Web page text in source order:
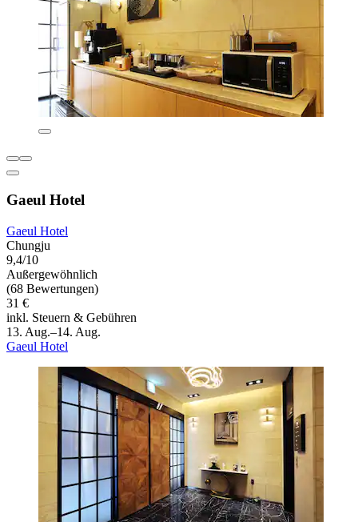
Gaeul Hotel
Gaeul Hotel
Chungju
9,4/10
Außergewöhnlich
(68 Bewertungen)
31 €
inkl. Steuern & Gebühren
13. Aug.–14. Aug.
Gaeul Hotel